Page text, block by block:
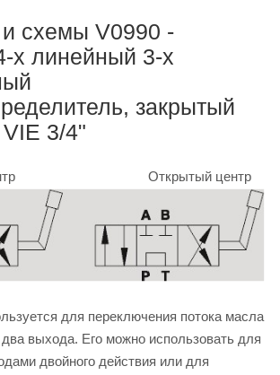
схемы V0990 -
х линейный 3-х
закрытый
3/4"
центр Открытый центр
для переключения потока масла
выхода. Его можно использовать для
двойного действия или для